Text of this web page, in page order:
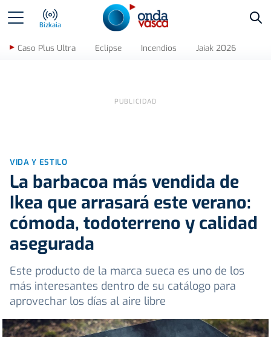
Bizkaia
Caso Plus Ultra Eclipse Incendios Jaiak 2026
VIDA Y ESTILO
La barbacoa más vendida de
Ikea que arrasará este verano:
cómoda, todoterreno y calidad
asegurada
Este producto de la marca sueca es uno de los
más interesantes dentro de su catálogo para
aprovechar los días al aire libre